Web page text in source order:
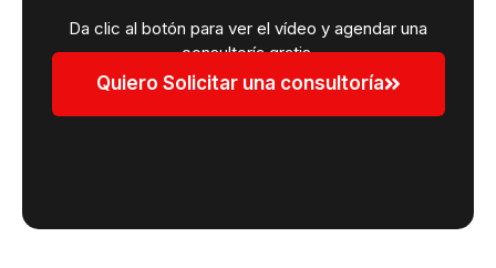
Da clic al botón para ver el vídeo y agendar una
consultoría gratis.
Quiero Solicitar una consultoría